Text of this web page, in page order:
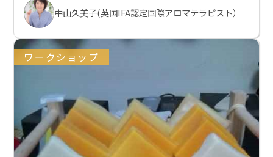
中山久美子(英国IFA認定国際アロマテラピスト）
ワークショップ